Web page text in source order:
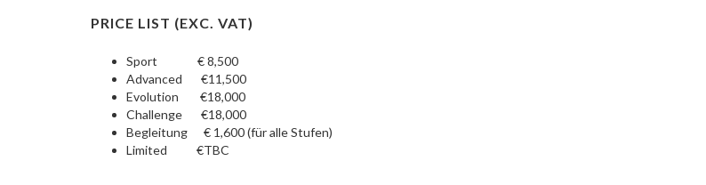
PRICE LIST (EXC. VAT)
Sport € 8,500
Advanced €11,500
Evolution €18,000
Challenge €18,000
Begleitung € 1,600 (für alle Stufen)
Limited €TBC